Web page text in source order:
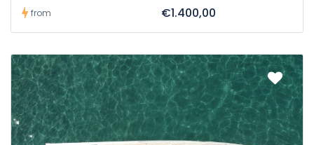
from €1.400,00